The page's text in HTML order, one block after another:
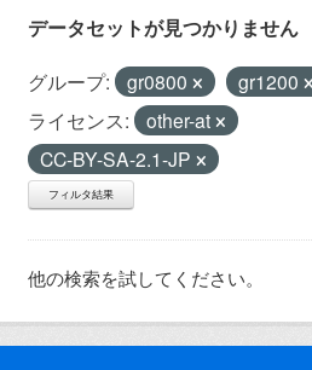
データセットが見つかりません
グループ: gr0800
gr1200
ライセンス:
other-at
CC-BY-SA-2.1-JP
フィルタ結果
他の検索を試してください。